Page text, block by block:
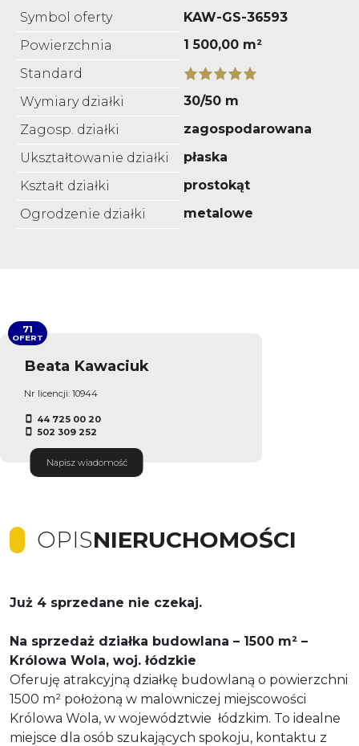
Symbol oferty
KAW-GS-36593
Powierzchnia
1 500,00 m²
Standard
Wymiary działki
30/50 m
Zagosp. działki
zagospodarowana
Ukształtowanie działki
płaska
Kształt działki
prostokąt
Ogrodzenie działki
metalowe
Beata Kawaciuk
Nr licencji: 10944
44 725 00 20
502 309 252
Napisz wiadomość
71
OFERT
OPISNIERUCHOMOŚCI
Już 4 sprzedane nie czekaj.
Na sprzedaż działka budowlana – 1500 m² –
Królowa Wola, woj. łódzkie
Oferuję atrakcyjną działkę budowlaną o powierzchni
1500 m² położoną w malowniczej miejscowości
Królowa Wola, w województwie łódzkim. To idealne
miejsce dla osób szukających spokoju, kontaktu z